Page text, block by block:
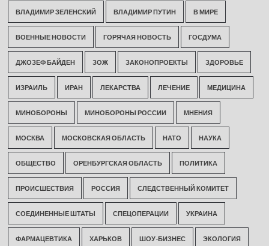
ВЛАДИМИР ЗЕЛЕНСКИЙ ВЛАДИМИР ПУТИН В МИРЕ
ВОЕННЫЕ НОВОСТИ ГОРЯЧАЯ НОВОСТЬ ГОСДУМА
ДЖОЗЕФ БАЙДЕН ЗОЖ ЗАКОНОПРОЕКТЫ ЗДОРОВЬЕ
ИЗРАИЛЬ ИРАН ЛЕКАРСТВА ЛЕЧЕНИЕ МЕДИЦИНА
МИНОБОРОНЫ МИНОБОРОНЫ РОССИИ МНЕНИЯ
МОСКВА МОСКОВСКАЯ ОБЛАСТЬ НАТО НАУКА
ОБЩЕСТВО ОРЕНБУРГСКАЯ ОБЛАСТЬ ПОЛИТИКА
ПРОИСШЕСТВИЯ РОССИЯ СЛЕДСТВЕННЫЙ КОМИТЕТ
СОЕДИНЕННЫЕ ШТАТЫ СПЕЦОПЕРАЦИИ УКРАИНА
ФАРМАЦЕВТИКА ХАРЬКОВ ШОУ-БИЗНЕС ЭКОЛОГИЯ